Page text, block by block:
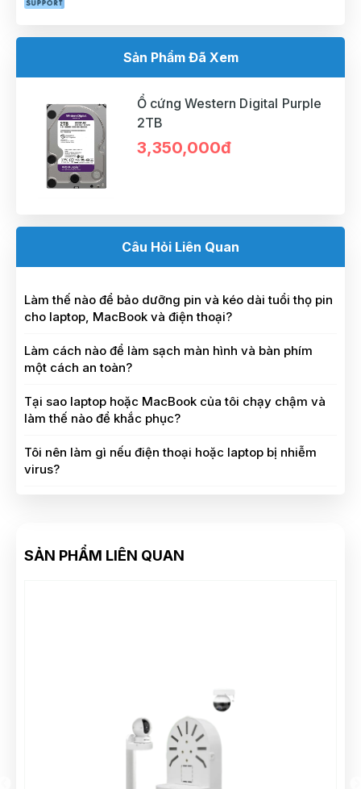
Sản Phẩm Đã Xem
Ổ cứng Western Digital Purple
2TB
3,350,000đ
Câu Hỏi Liên Quan
Làm thế nào để bảo dưỡng pin và kéo dài tuổi thọ pin
cho laptop, MacBook và điện thoại?
Làm cách nào để làm sạch màn hình và bàn phím
một cách an toàn?
Tại sao laptop hoặc MacBook của tôi chạy chậm và
làm thế nào để khắc phục?
Tôi nên làm gì nếu điện thoại hoặc laptop bị nhiễm
virus?
SẢN PHẨM LIÊN QUAN